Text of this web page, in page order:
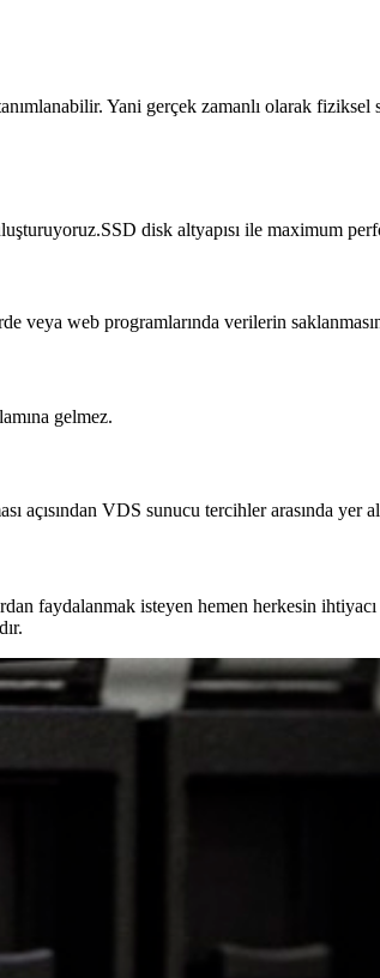
Yani gerçek zamanlı olarak
disk altyapısı ile maximum
veya web programlarında verilerin
gelmez.
açısından VDS sunucu tercihler arasında yer
faydalanmak isteyen hemen herkesin